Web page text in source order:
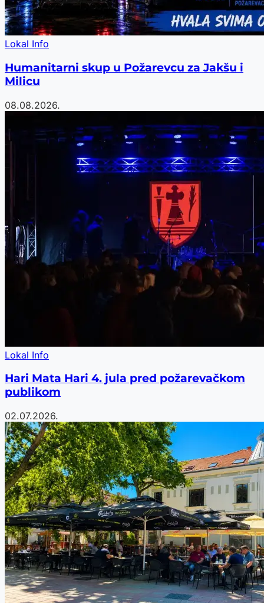
Lokal Info
Humanitarni skup u Požarevcu za Jakšu i
Milicu
08.08.2026.
Lokal Info
Hari Mata Hari 4. jula pred požarevačkom
publikom
02.07.2026.